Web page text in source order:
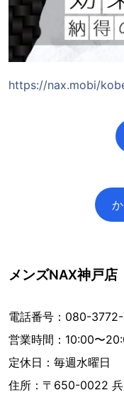
https://nax.mobi/
メンズNAX神戸店
電話番号：080-
営業時間：10:00〜
定休日：毎週水曜日
住所：〒650-0022